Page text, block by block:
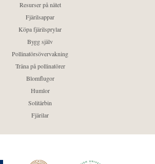
Resurser på nätet
Fjärilsappar
Köpa fjärilsprylar
Bygg själv
Pollinatörsövervakning
Träna på pollinatörer
Blomflugor
Humlor
Solitärbin
Fjärilar